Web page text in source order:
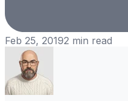
Feb 25, 20192 min read